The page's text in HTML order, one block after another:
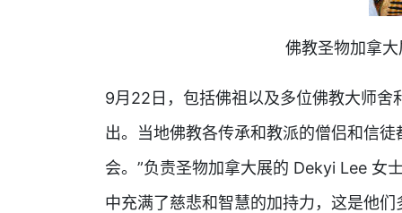
佛教圣物加拿
9月22日，包括佛祖以及多位佛教大师
出。当地佛教各传承和教派的僧侣和信
会。”负责圣物加拿大展的 Dekyi Lee 女
中充满了慈悲和智慧的加持力，这是他